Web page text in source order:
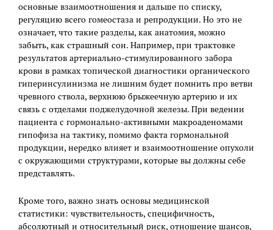
основные взаимоотношения и дальше по списку,
регуляцию всего гомеостаза и репродукции. Но это не
означает, что такие разделы, как анатомия, можно
забыть, как страшный сон. Например, при трактовке
результатов артериально-стимулированного забора
крови в рамках топической диагностики органического
гиперинсулинизма не лишним будет помнить про ветви
чревного ствола, верхнюю брыжеечную артерию и их
связь с отделами поджелудочной железы. При ведении
пациента с гормонально-активными макроаденомами
гипофиза на тактику, помимо факта гормональной
продукции, нередко влияет и взаимоотношение опухоли
с окружающими структурами, которые вы должны себе
представлять.
Кроме того, важно знать основы медицинской
статистики: чувствительность, специфичность,
абсолютный и относительный риск, отношение шансов,